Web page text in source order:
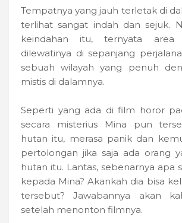
Tempatnya yang jauh terletak di
terlihat sangat indah dan sejuk.
keindahan itu, ternyata
dilewatinya di sepanjang
sebuah wilayah yang penuh
mistis di dalamnya.
Seperti yang ada di film horor
secara misterius Mina pun
hutan itu, merasa panik dan
pertolongan jika saja ada orang
hutan itu. Lantas, sebenarnya apa
kepada Mina? Akankah dia bisa
tersebut? Jawabannya akan
setelah menonton filmnya.